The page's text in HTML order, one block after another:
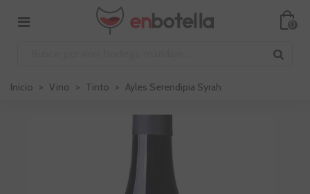
0
Inicio > Vino > Tinto > Ayles Serendipia Syrah